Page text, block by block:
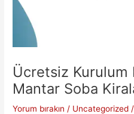
Ücretsiz Kurulum
Mantar Soba
Yorum bırakın / Uncategorized